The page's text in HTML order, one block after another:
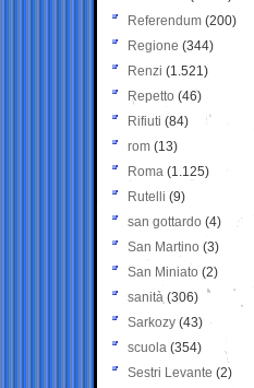
Referendum (200)
Regione (344)
Renzi (1.521)
Repetto (46)
Rifiuti (84)
rom (13)
Roma (1.125)
Rutelli (9)
san gottardo (4)
San Martino (3)
San Miniato (2)
sanità (306)
Sarkozy (43)
scuola (354)
Sestri Levante (2)